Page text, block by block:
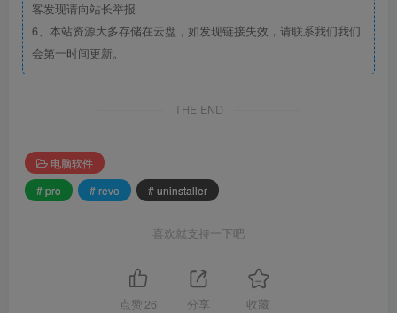
客发现请向站长举报
6、本站资源大多存储在云盘，如发现链接失效，请联系我们我们
会第一时间更新。
THE END
电脑软件
# pro
# revo # uninstaller
喜欢就支持一下吧
点赞 26 分享 收藏